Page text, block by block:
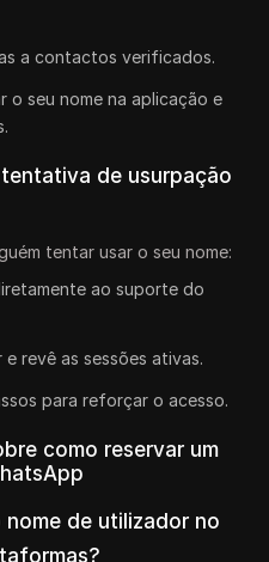
a contactos verificados.
o seu nome na aplicação e
de usurpação
tentar usar o seu nome:
ao suporte do
revê as sessões ativas.
para reforçar o acesso.
como reservar um
nome de utilizador no